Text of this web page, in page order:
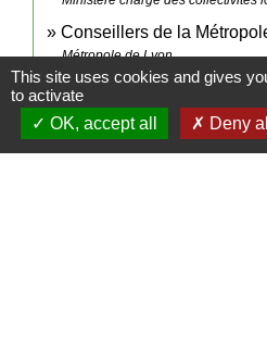
Conseillers de la
Métropole de Lyon
Signaler une
This site uses cookies and gives
to activate
OK, accept all
Deny